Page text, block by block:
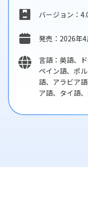
バージョン：
発売：2026年4
言語：英語、
ペイン語、ポ
語、アラビア
ア語、タイ語